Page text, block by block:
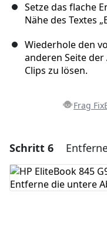
Setze das flache
Nähe des Textes
Wiederhole den
anderen Seite
Clips zu lösen.
Frag
Einen
Kommentar
Schritt 6